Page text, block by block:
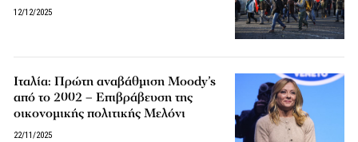
12/12/2025
Ιταλία: Πρώτη αναβάθμιση Moody’s
από το 2002 – Επιβράβευση της
οικονομικής πολιτικής Μελόνι
22/11/2025